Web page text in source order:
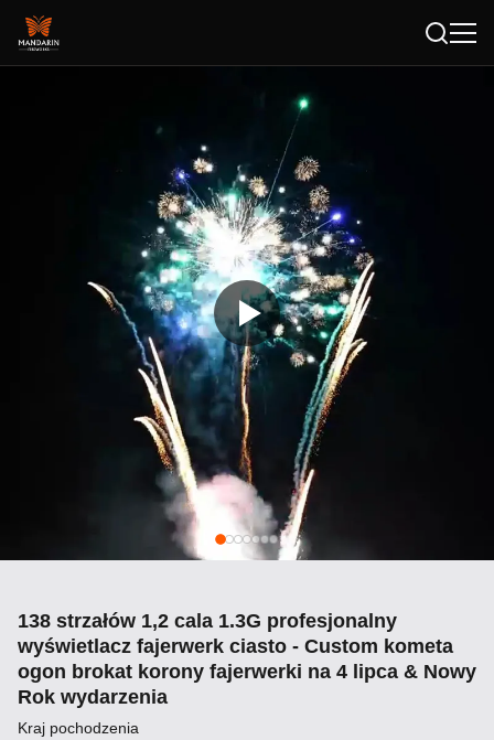
138 strzałów 1,2 cala 1.3G profesjonalny
wyświetlacz fajerwerk ciasto - Custom kometa
ogon brokat korony fajerwerki na 4 lipca & Nowy
Rok wydarzenia
Kraj pochodzenia